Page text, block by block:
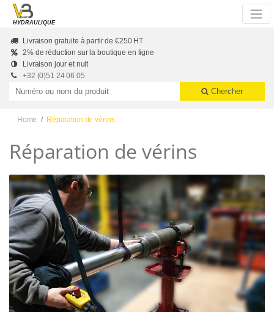
Skip to main content
HYDRAULIQUE
Livraison gratuite à partir de €250 HT
2% de réduction sur la boutique en ligne
Livraison jour et nuit
+32 (0)51 24 06 05
Productnummer of naam
Chercher
Home Réparation de vérins
Réparation de vérins